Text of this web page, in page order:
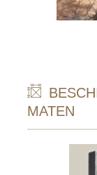
MATEN